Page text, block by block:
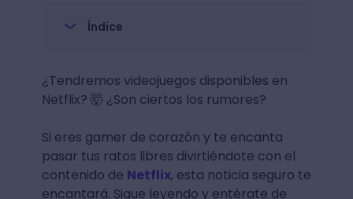
Índice
¿Tendremos videojuegos disponibles en
Netflix? 🤯 ¿Son ciertos los rumores?
Si eres gamer de corazón y te encanta
pasar tus ratos libres divirtiéndote con el
contenido de Netflix, esta noticia seguro te
encantará. Sigue leyendo y entérate de